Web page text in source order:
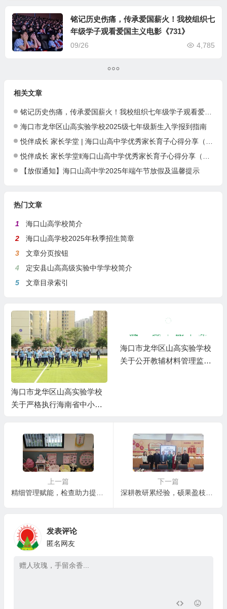
铭记历史伤痛，传承爱国薪火！我校组织七
年级学子观看爱国主义电影《731》
09/26 4,785
相关文章
铭记历史伤痛，传承爱国薪火！我校组织七年级学子观看爱国主义电影《731》
海口市龙华区山高实验学校2025级七年级新生入学报到指南
悦伴成长 家长学堂 | 海口山高中学优秀家长育子心得分享（第51期）
悦伴成长 家长学堂‖海口山高中学优秀家长育子心得分享（第49期）
【放假通知】海口山高中学2025年端午节放假及温馨提示
热门文章
1
海口山高学校简介
2
海口山高学校2025年秋季招生简章
3
文章分页按钮
4
定安县山高高级实验中学学校简介
5
文章目录索引
海口市龙华区山高实验学校
关于严格执行海南省中小学
海口市龙华区山高实验学校
关于公开教辅材料管理监督
上一篇
精细管理赋能，检查助力提升——海口市山高幼儿园推进8S精细化管理
下一篇
深耕教研累经验，硕果盈枝终有时——海口市龙华区山高实验学校开展教师科研能力提升培训暨小课题成果展示汇报会
发表评论
匿名网友